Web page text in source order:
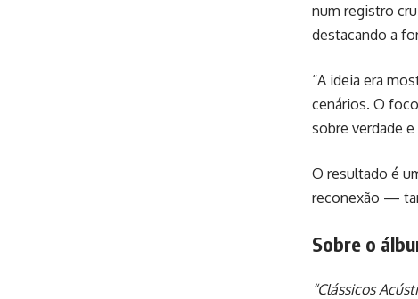
num registro
destacando a
“A ideia era
cenários. O
sobre verdade
O resultado é
reconexão —
Sobre o
“Clássicos